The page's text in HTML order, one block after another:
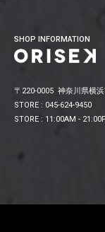
SHOP INFORMATION
〒220-0005 神奈川県横
STORE : 045-624-9450
STORE : 11:00AM -